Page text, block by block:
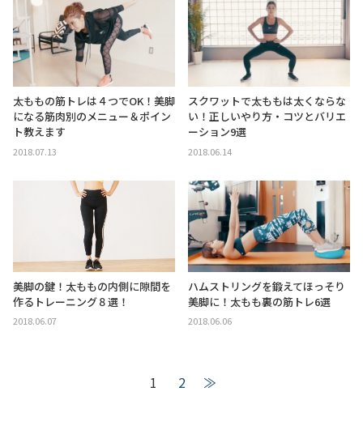
太ももの筋トレは４つでOK！美脚
になる筋肉別のメニュー＆ポイン
ト教えます
2018.07.13
スクワットで太ももは太くならな
い！正しいやり方・コツとバリエ
ーション9選
2018.06.14
美脚の鍵！太ももの内側に隙間を
作るトレーニング８選！
2018.06.07
ハムストリングを鍛えてほっそり
美脚に！太もも裏の筋トレ6選
2018.06.06
1 2 ≫